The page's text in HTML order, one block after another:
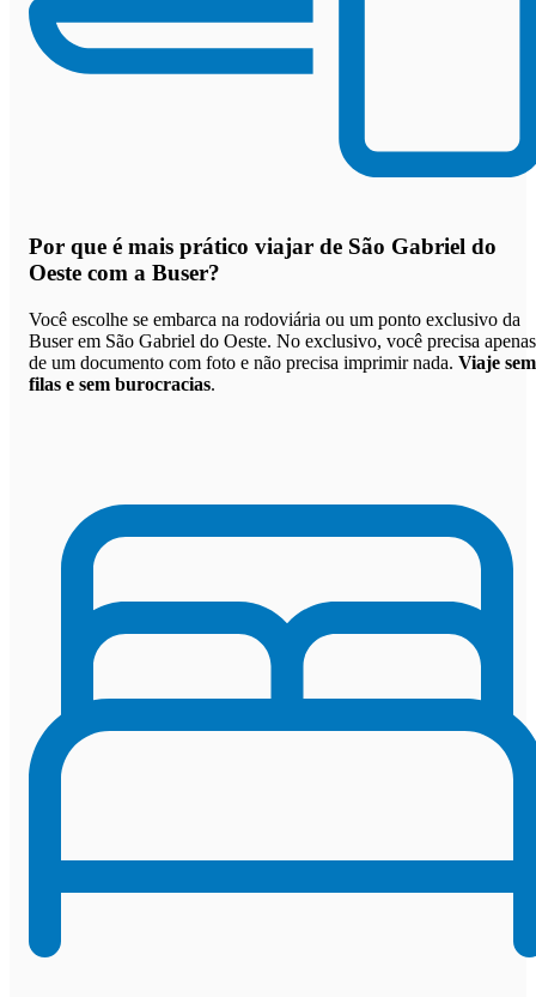
Por que é mais prático viajar de São Gabriel do
Oeste com a Buser?
Você escolhe se embarca na rodoviária ou um ponto exclusivo da
Buser em São Gabriel do Oeste. No exclusivo, você precisa apenas
de um documento com foto e não precisa imprimir nada. Viaje sem
filas e sem burocracias.